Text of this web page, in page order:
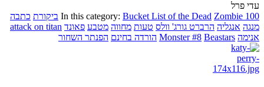
עדי פרל
In this category: Bucket List of the Dead Zombie 100 ביקורת כתבה
מנגה אנגליה הרברט גורג' וולס טעות מחווה מטבע פאונד attack on titan
אנימה
Monster #8 Beastars הורדה בחינם הפנתר השחור